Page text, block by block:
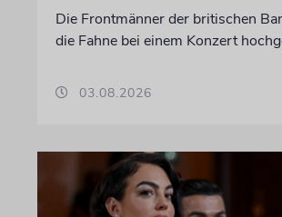
Die Frontmänner der britischen
die Fahne bei einem Konzert
03.08.2026